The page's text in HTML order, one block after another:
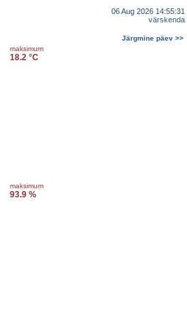
06 Aug 2026 14:55:31
värskenda
Järgmine päev >>
maksimum
18.2 °C
maksimum
93.9 %